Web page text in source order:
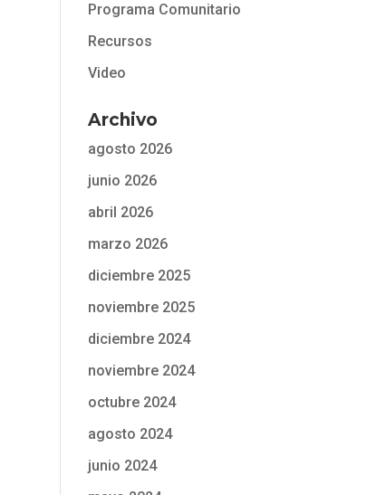
Programa Comunitario
Recursos
Video
Archivo
agosto 2026
junio 2026
abril 2026
marzo 2026
diciembre 2025
noviembre 2025
diciembre 2024
noviembre 2024
octubre 2024
agosto 2024
junio 2024